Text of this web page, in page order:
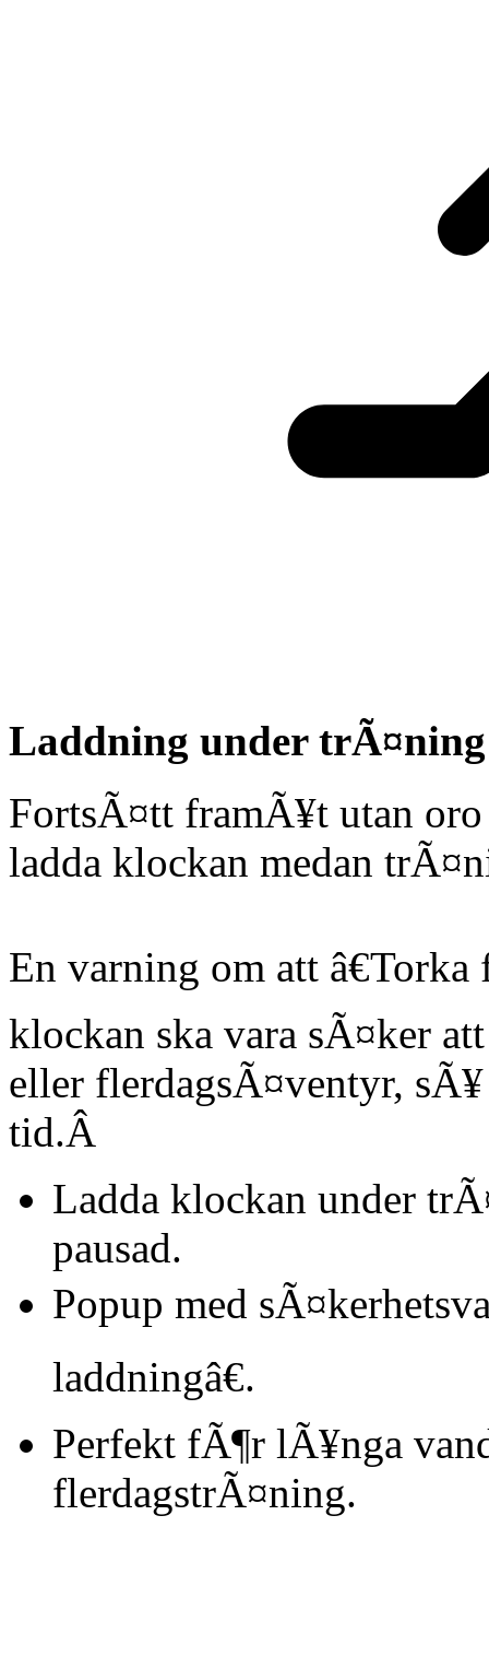
Laddning under trÃ¤ning
FortsÃ¤tt framÃ¥t utan
ladda klockan medan
En varning om att
klockan ska vara sÃ¤ker
eller flerdagsÃ¤ventyr,
tid.Â
Ladda klockan under
pausad.
Popup med
laddningâ€.
Perfekt fÃ¶r lÃ¥nga
flerdagstrÃ¤ning.